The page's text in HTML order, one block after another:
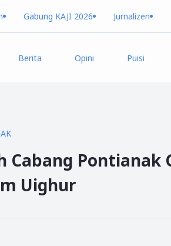
Gabung KAJI 2026 Jurnalizen
Berita Opini Puisi
Cabang Pontianak
Uighur